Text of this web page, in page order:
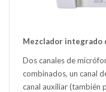
Mezclador integrado
Dos canales de
combinados, un canal
canal auxiliar (también